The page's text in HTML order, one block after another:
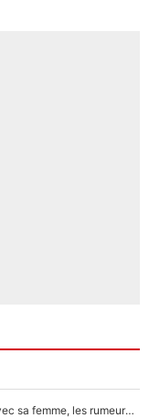
F1 : Charles Leclerc surpris par les paparazzis avec sa femme, les rumeurs étaient vraies !